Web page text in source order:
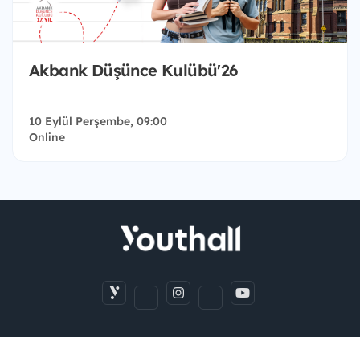
Akbank Düşünce Kulübü'26
10 Eylül Perşembe, 09:00
Online